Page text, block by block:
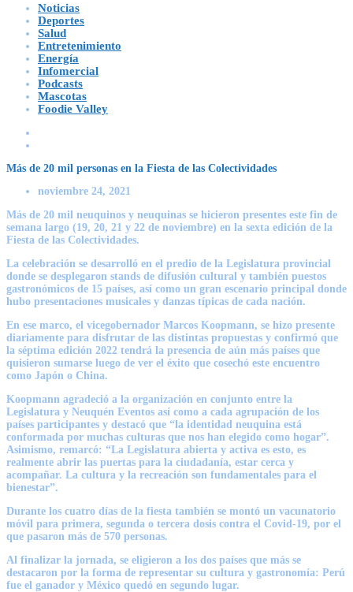
Noticias
Deportes
Salud
Entretenimiento
Energía
Infomercial
Podcasts
Mascotas
Foodie Valley
Más de 20 mil personas en la Fiesta de las Colectividades
noviembre 24, 2021
Más de 20 mil neuquinos y neuquinas se hicieron presentes este fin de
semana largo (19, 20, 21 y 22 de noviembre) en la sexta edición de la
Fiesta de las Colectividades.
La celebración se desarrolló en el predio de la Legislatura provincial
donde se desplegaron stands de difusión cultural y también puestos
gastronómicos de 15 países, así como un gran escenario principal donde
hubo presentaciones musicales y danzas típicas de cada nación.
En ese marco, el vicegobernador Marcos Koopmann, se hizo presente
diariamente para disfrutar de las distintas propuestas y confirmó que
la séptima edición 2022 tendrá la presencia de aún más países que
quisieron sumarse luego de ver el éxito que cosechó este encuentro
como Japón o China.
Koopmann agradeció a la organización en conjunto entre la
Legislatura y Neuquén Eventos así como a cada agrupación de los
países participantes y destacó que “la identidad neuquina está
conformada por muchas culturas que nos han elegido como hogar”.
Asimismo, remarcó: “La Legislatura abierta y activa es esto, es
realmente abrir las puertas para la ciudadanía, estar cerca y
acompañar. La cultura y la recreación son fundamentales para el
bienestar”.
Durante los cuatro días de la fiesta también se montó un vacunatorio
móvil para primera, segunda o tercera dosis contra el Covid-19, por el
que pasaron más de 570 personas.
Al finalizar la jornada, se eligieron a los dos países que más se
destacaron por la forma de representar su cultura y gastronomía: Perú
fue el ganador y México quedó en segundo lugar.